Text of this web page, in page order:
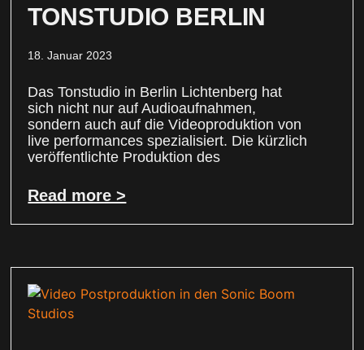
TONSTUDIO BERLIN
18. Januar 2023
Das Tonstudio in Berlin Lichtenberg hat
sich nicht nur auf Audioaufnahmen,
sondern auch auf die Videoproduktion von
live performances spezialisiert. Die kürzlich
veröffentlichte Produktion des
Read more >